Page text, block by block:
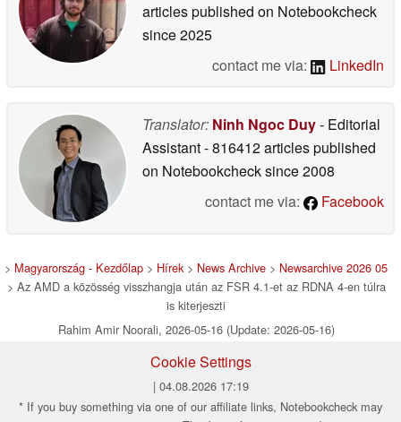
articles published on Notebookcheck
since 2025
contact me via:
LinkedIn
Translator: Ninh Ngoc Duy- Editorial
Assistant- 816412 articles published
on Notebookchecksince 2008
contact me via:
Facebook
> Magyarország - Kezdőlap > Hírek> News Archive > Newsarchive 2026 05
> Az AMD a közösség visszhangja után az FSR 4.1-et az RDNA 4-en túlra
is kiterjeszti
Rahim Amir Noorali, 2026-05-16 (Update: 2026-05-16)
Cookie Settings
| 04.08.2026 17:19
* If you buy something via one of our affiliate links, Notebookcheck may